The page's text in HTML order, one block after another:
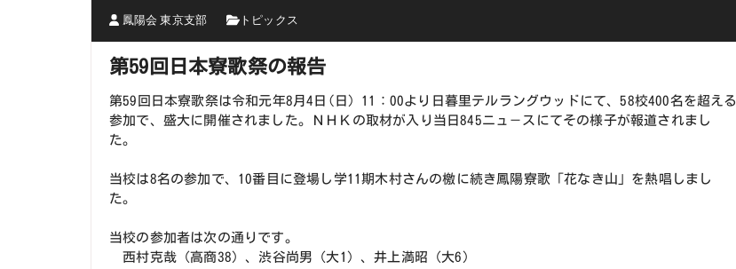
鳳陽会 東京支部 トピックス
第59回日本寮歌祭の報告
第59回日本寮歌祭は令和元年8月4日(日）11：00より日暮里テルラングウッドにて、58校400名を超える
参加で、盛大に開催されました。ＮＨＫの取材が入り当日845ニュ－スにてその様子が報道されまし
た。
当校は8名の参加で、10番目に登場し学11期木村さんの檄に続き鳳陽寮歌「花なき山」を熱唱しまし
た。
当校の参加者は次の通りです。
西村克哉（高商38）、渋谷尚男（大1）、井上満昭（大6）